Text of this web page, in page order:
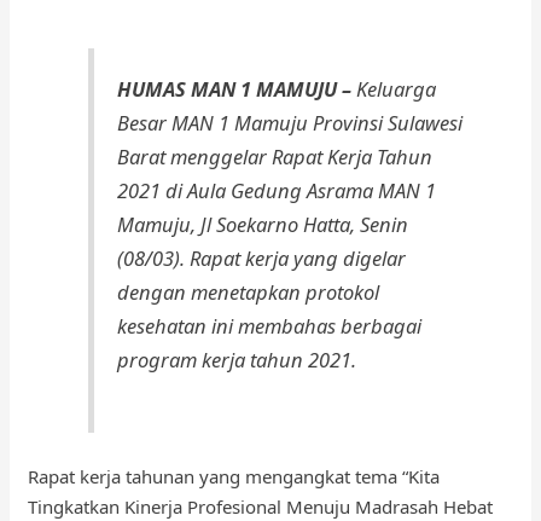
HUMAS MAN 1 MAMUJU – Keluarga
Besar MAN 1 Mamuju Provinsi Sulawesi
Barat menggelar Rapat Kerja Tahun
2021 di Aula Gedung Asrama MAN 1
Mamuju, Jl Soekarno Hatta, Senin
(08/03). Rapat kerja yang digelar
dengan menetapkan protokol
kesehatan ini membahas berbagai
program kerja tahun 2021.
Rapat kerja tahunan yang mengangkat tema “Kita
Tingkatkan Kinerja Profesional Menuju Madrasah Hebat